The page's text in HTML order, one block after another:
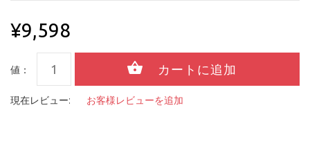
¥9,598
値：
現在レビュー: お客様レビューを追加